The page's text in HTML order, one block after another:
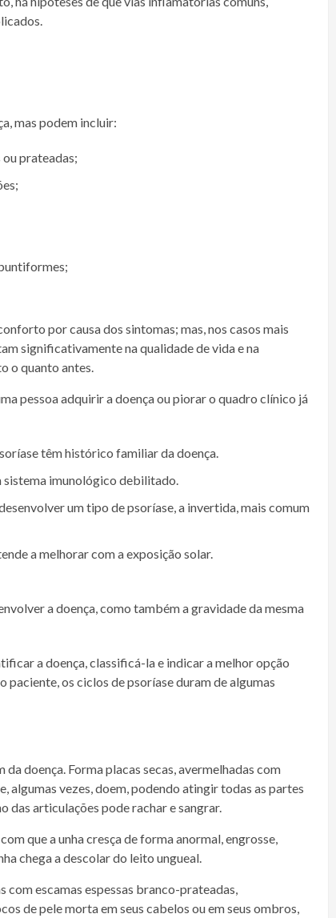
mas podem incluir:
ou prateadas;
por causa dos sintomas; mas, nos casos mais
significativamente na qualidade de vida e na
o quanto antes.
pessoa adquirir a doença ou piorar o quadro clínico já
têm histórico familiar da doença.
sistema imunológico debilitado.
um tipo de psoríase, a invertida, mais comum
a melhorar com a exposição solar.
a doença, como também a gravidade da mesma
a doença, classificá-la e indicar a melhor opção
os ciclos de psoríase duram de algumas
da doença. Forma placas secas, avermelhadas com
algumas vezes, doem, podendo atingir todas as partes
das articulações pode rachar e sangrar.
que a unha cresça de forma anormal, engrosse,
chega a descolar do leito ungueal.
com escamas espessas branco-prateadas,
de pele morta em seus cabelos ou em seus ombros,